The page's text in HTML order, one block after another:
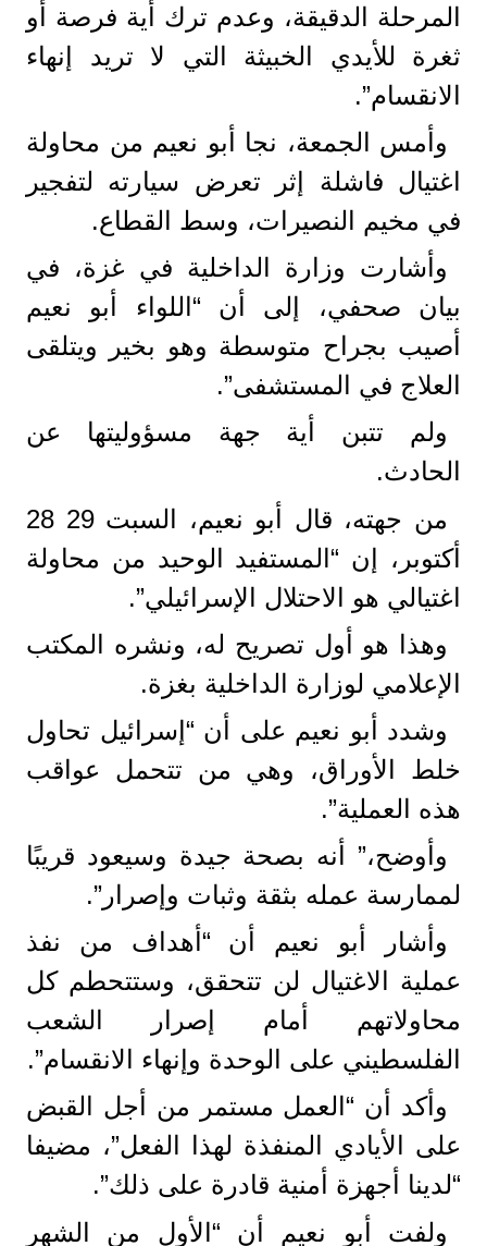
المرحلة الدقيقة، وعدم ترك أية فرصة أو
ثغرة للأيدي الخبيثة التي لا تريد إنهاء
الانقسام”.
وأمس الجمعة، نجا أبو نعيم من محاولة
اغتيال فاشلة إثر تعرض سيارته لتفجير
في مخيم النصيرات، وسط القطاع.
وأشارت وزارة الداخلية في غزة، في
بيان صحفي، إلى أن “اللواء أبو نعيم
أصيب بجراح متوسطة وهو بخير ويتلقى
العلاج في المستشفى”.
ولم تتبن أية جهة مسؤوليتها عن
الحادث.
من جهته، قال أبو نعيم، السبت 29 28
أكتوبر، إن “المستفيد الوحيد من محاولة
اغتيالي هو الاحتلال الإسرائيلي”.
وهذا هو أول تصريح له، ونشره المكتب
الإعلامي لوزارة الداخلية بغزة.
وشدد أبو نعيم على أن “إسرائيل تحاول
خلط الأوراق، وهي من تتحمل عواقب
هذه العملية”.
وأوضح،” أنه بصحة جيدة وسيعود قريبًا
لممارسة عمله بثقة وثبات وإصرار”.
وأشار أبو نعيم أن “أهداف من نفذ
عملية الاغتيال لن تتحقق، وستتحطم كل
محاولاتهم أمام إصرار الشعب
الفلسطيني على الوحدة وإنهاء الانقسام”.
وأكد أن “العمل مستمر من أجل القبض
على الأيادي المنفذة لهذا الفعل”، مضيفا
“لدينا أجهزة أمنية قادرة على ذلك”.
ولفت أبو نعيم أن “الأول من الشهر